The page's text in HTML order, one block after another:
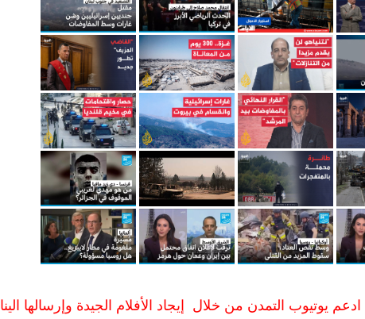
ادعم يوتيوب التمدن من خلال إيجاد الأفلام الجيدة وإرسالها الينا